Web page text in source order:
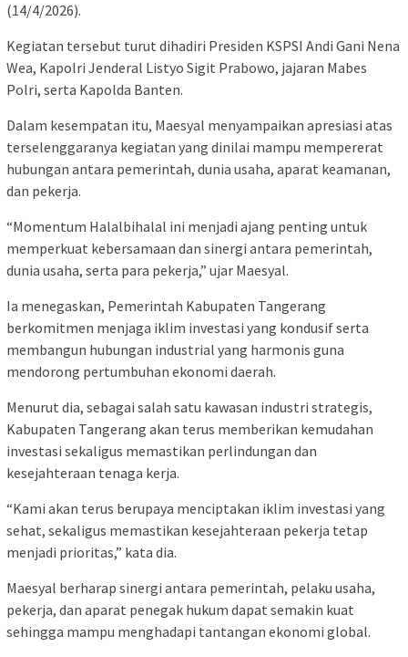
(14/4/2026).
Kegiatan tersebut turut dihadiri Presiden KSPSI Andi Gani Nena
Wea, Kapolri Jenderal Listyo Sigit Prabowo, jajaran Mabes
Polri, serta Kapolda Banten.
Dalam kesempatan itu, Maesyal menyampaikan apresiasi atas
terselenggaranya kegiatan yang dinilai mampu mempererat
hubungan antara pemerintah, dunia usaha, aparat keamanan,
dan pekerja.
“Momentum Halalbihalal ini menjadi ajang penting untuk
memperkuat kebersamaan dan sinergi antara pemerintah,
dunia usaha, serta para pekerja,” ujar Maesyal.
Ia menegaskan, Pemerintah Kabupaten Tangerang
berkomitmen menjaga iklim investasi yang kondusif serta
membangun hubungan industrial yang harmonis guna
mendorong pertumbuhan ekonomi daerah.
Menurut dia, sebagai salah satu kawasan industri strategis,
Kabupaten Tangerang akan terus memberikan kemudahan
investasi sekaligus memastikan perlindungan dan
kesejahteraan tenaga kerja.
“Kami akan terus berupaya menciptakan iklim investasi yang
sehat, sekaligus memastikan kesejahteraan pekerja tetap
menjadi prioritas,” kata dia.
Maesyal berharap sinergi antara pemerintah, pelaku usaha,
pekerja, dan aparat penegak hukum dapat semakin kuat
sehingga mampu menghadapi tantangan ekonomi global.